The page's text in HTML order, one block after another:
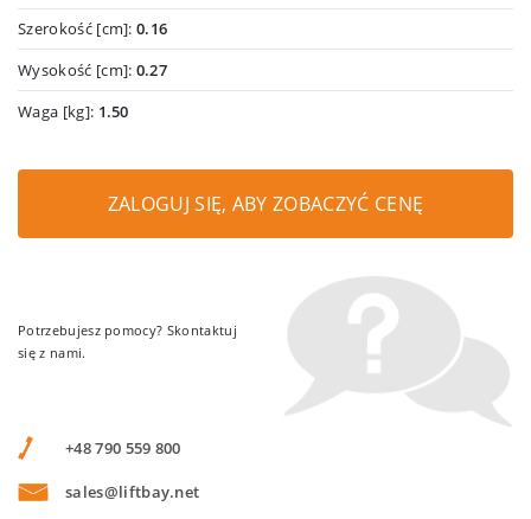
Szerokość [cm]:0.16
Wysokość [cm]: 0.27
Waga [kg]: 1.50
ZALOGUJ SIĘ, ABY ZOBACZYĆ CENĘ
Potrzebujesz pomocy? Skontaktuj
się z nami.
+48 790 559 800
sales@liftbay.net